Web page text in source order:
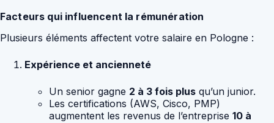
Facteurs qui influencent la rémunération
Plusieurs éléments affectent votre salaire en Pologne :
Expérience et ancienneté
Un senior gagne 2 à 3 fois plus qu’un junior.
Les certifications (AWS, Cisco, PMP)
augmentent les revenus de l’entreprise 10 à